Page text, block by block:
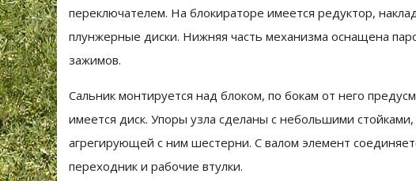
переключателем. На блокираторе имеется редуктор,
плунжерные диски. Нижняя часть механизма оснащена
зажимов.
Сальник монтируется над блоком, по бокам от него
имеется диск. Упоры узла сделаны с небольшими
агрегирующей с ним шестерни. С валом элемент
переходник и рабочие втулки.